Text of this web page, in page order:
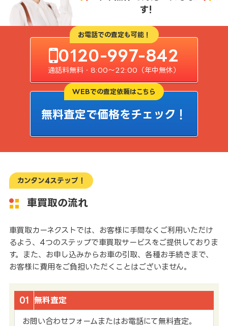
す!
お電話での査定も可能！
0120-997-842
通話料無料・8:00〜22:00（年中無休）
WEBでの査定依頼はこちら
無料査定で価格をチェック！
カンタン4ステップ！
車買取の流れ
車買取カーネクストでは、お客様に手間なくご利用いただけ
るよう、4つのステップで車買取サービスをご提供しておりま
す。また、お申し込みからお車の引取、各種お手続きまで、
お客様に費用をご負担いただくことはございません。
01 無料査定
お問い合わせフォームまたはお電話にて無料査定。